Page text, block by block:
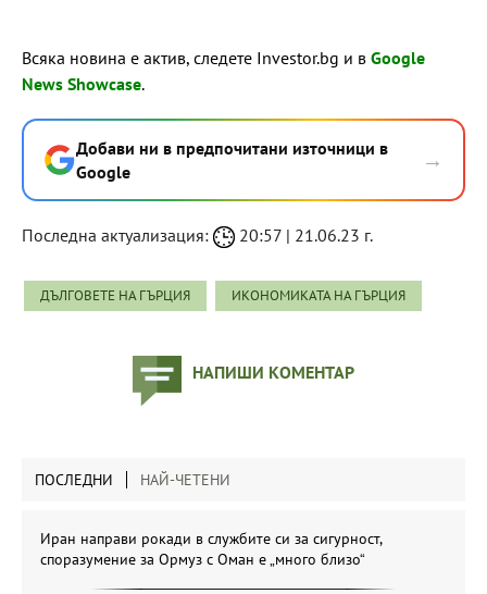
Всяка новина е актив, следете Investor.bg и в Google
News Showcase.
Добави ни в предпочитани източници в
Google
→
Последна актуализация: 20:57 | 21.06.23 г.
ДЪЛГОВЕТЕ НА ГЪРЦИЯ ИКОНОМИКАТА НА ГЪРЦИЯ
НАПИШИ КОМЕНТАР
ПОСЛЕДНИ НАЙ-ЧЕТЕНИ
Иран направи рокади в службите си за сигурност,
споразумение за Ормуз с Оман е „много близо“